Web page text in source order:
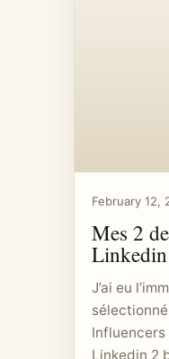
February 12,
Mes 2
Linkedin
J’ai eu
Influencers
Linkedin 2